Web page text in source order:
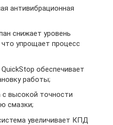
антивибрационная
снижает уровень
упрощает процесс
обеспечивает
работы;
с высокой точности
смазки;
увеличивает КПД